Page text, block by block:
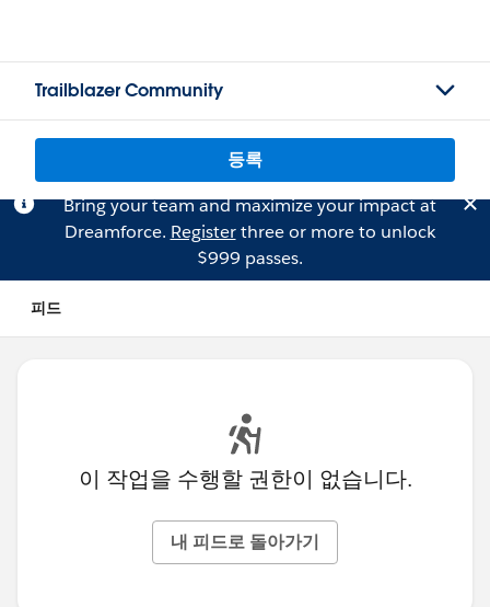
Trailblazer Community
등록
Bring your team and maximize your impact at
Dreamforce. Registerthree or more to unlock
$999 passes.
피드
이 작업을 수행할 권한이 없습니다.
내 피드로 돌아가기